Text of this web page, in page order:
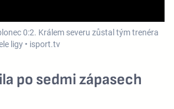
0:2. Králem severu zůstal tým trenéra
ligy • isport.tv
po sedmi zápasech